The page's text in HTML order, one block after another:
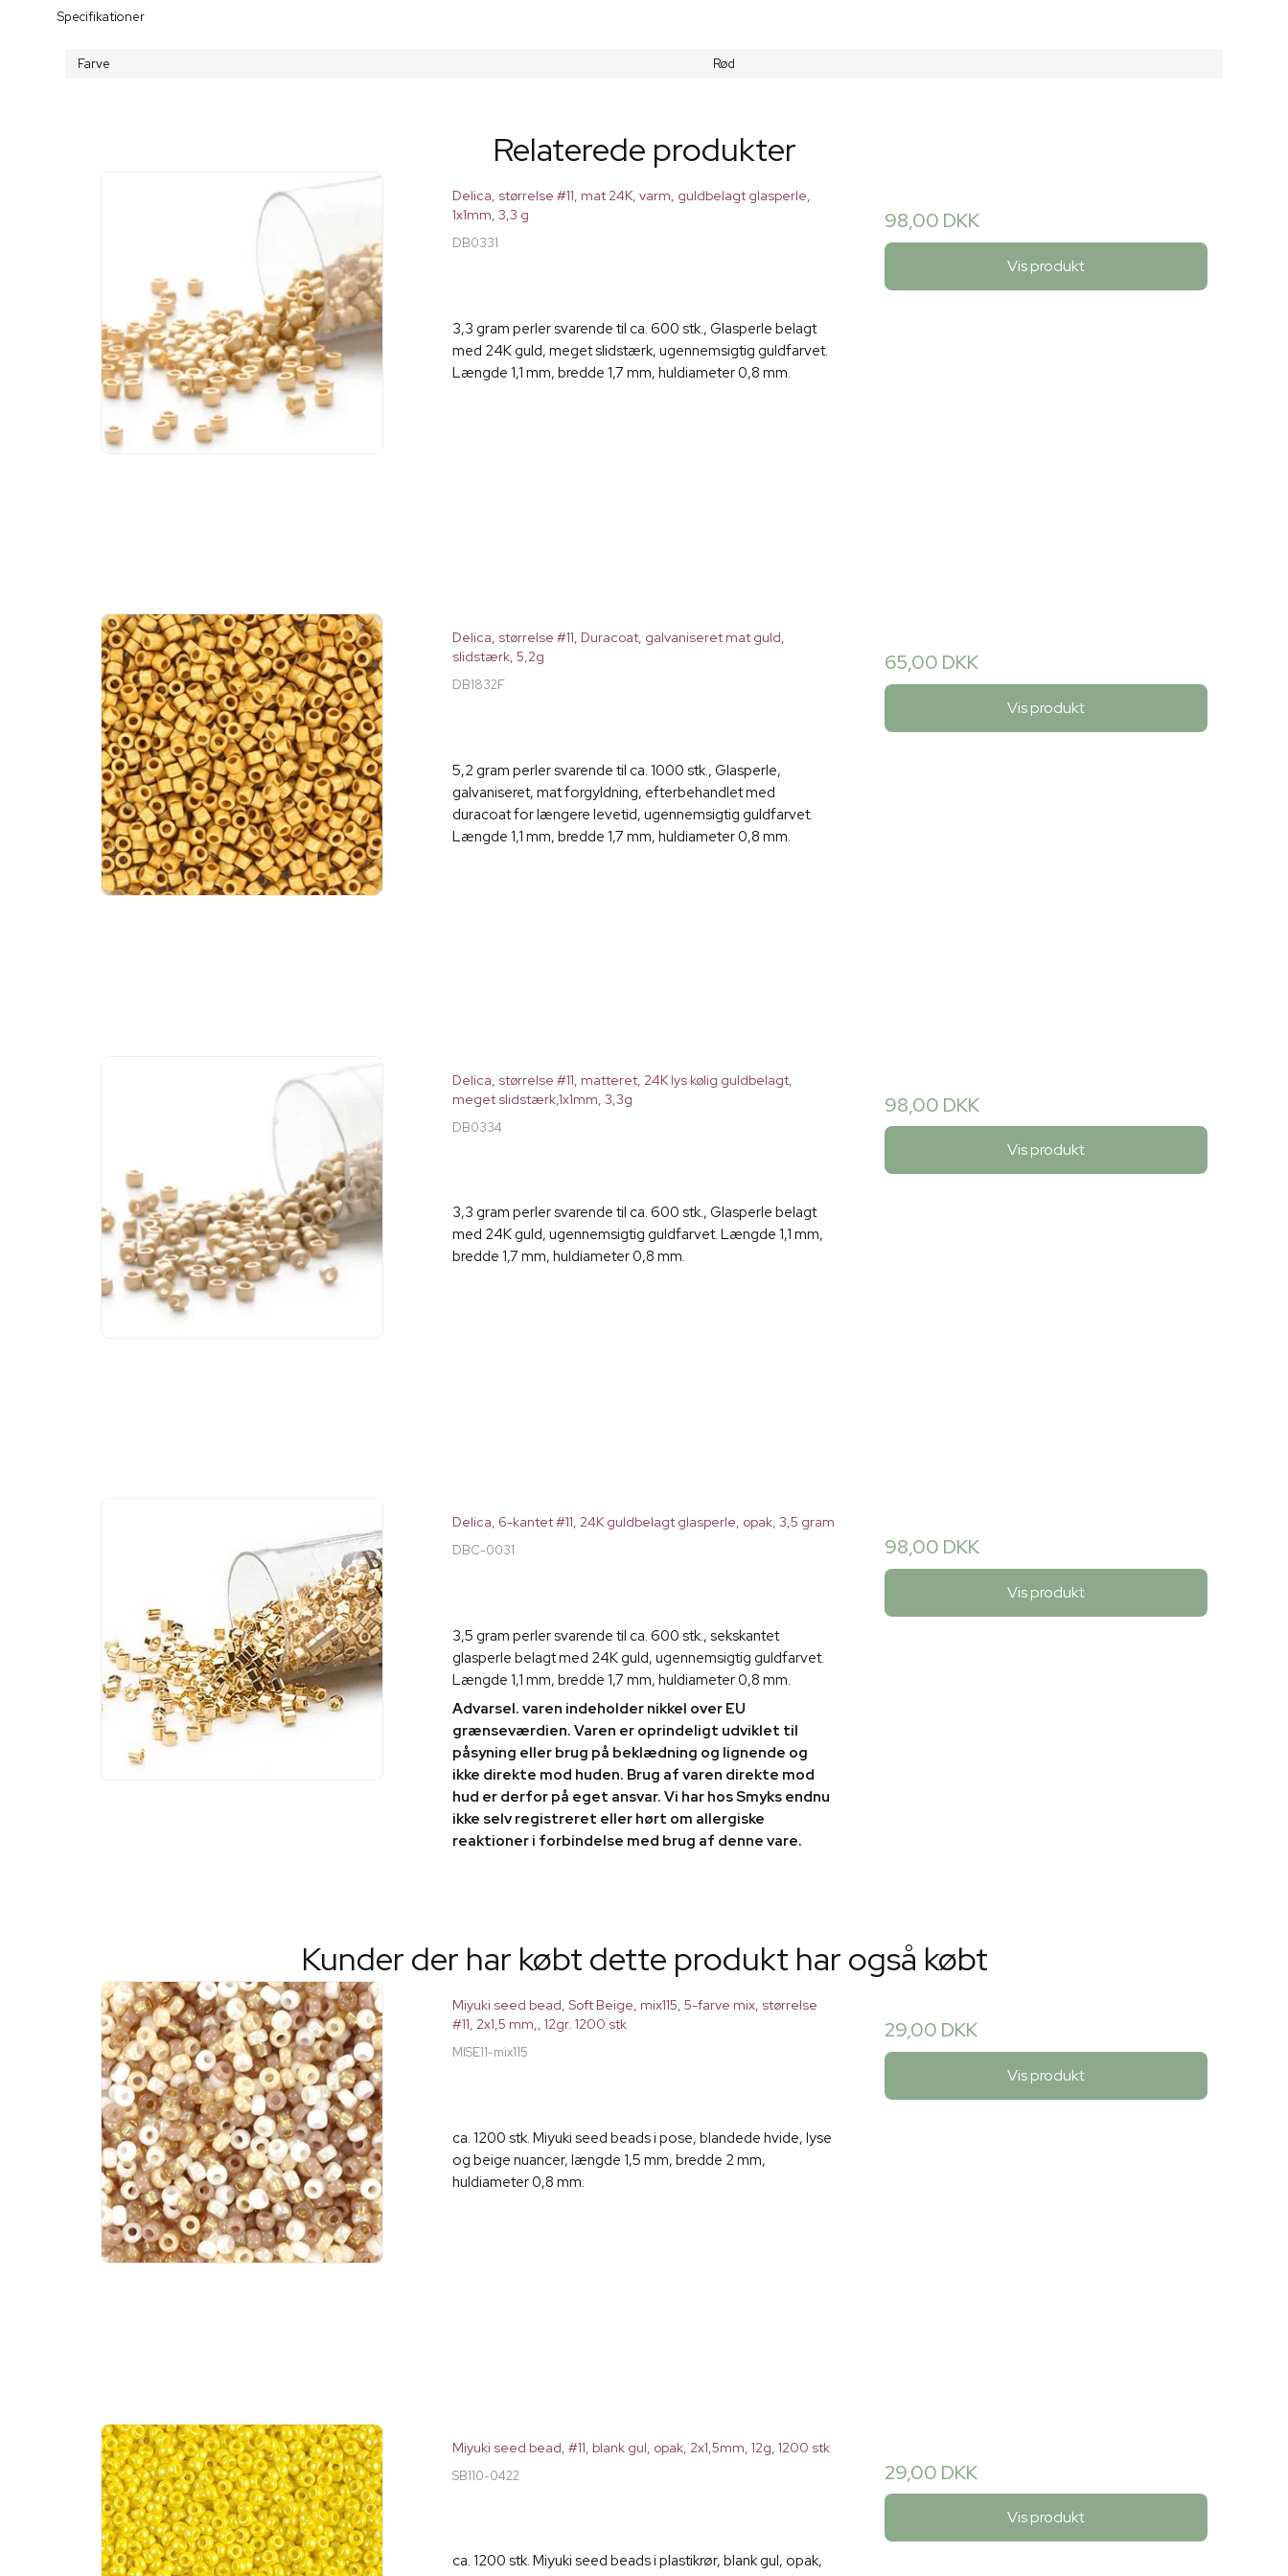
Specifikationer
Farve Rød
Relaterede produkter
Delica, størrelse #11, mat 24K, varm, guldbelagt glasperle,
1x1mm, 3,3 g
DB0331
3,3 gram perler svarende til ca. 600 stk., Glasperle belagt
med 24K guld, meget slidstærk, ugennemsigtig guldfarvet.
Længde 1,1 mm, bredde 1,7 mm, huldiameter 0,8 mm.
98,00 DKK
Vis produkt
Delica, størrelse #11, Duracoat, galvaniseret mat guld,
slidstærk, 5,2g
DB1832F
5,2 gram perler svarende til ca. 1000 stk., Glasperle,
galvaniseret, mat forgyldning, efterbehandlet med
duracoat for længere levetid, ugennemsigtig guldfarvet.
Længde 1,1 mm, bredde 1,7 mm, huldiameter 0,8 mm.
65,00 DKK
Vis produkt
Delica, størrelse #11, matteret, 24K lys kølig guldbelagt,
meget slidstærk,1x1mm, 3,3g
DB0334
3,3 gram perler svarende til ca. 600 stk., Glasperle belagt
med 24K guld, ugennemsigtig guldfarvet. Længde 1,1 mm,
bredde 1,7 mm, huldiameter 0,8 mm.
98,00 DKK
Vis produkt
Delica, 6-kantet #11, 24K guldbelagt glasperle, opak, 3,5 gram
DBC-0031
3,5 gram perler svarende til ca. 600 stk., sekskantet
glasperle belagt med 24K guld, ugennemsigtig guldfarvet.
Længde 1,1 mm, bredde 1,7 mm, huldiameter 0,8 mm.
Advarsel. varen indeholder nikkel over EU
grænseværdien. Varen er oprindeligt udviklet til
påsyning eller brug på beklædning og lignende og
ikke direkte mod huden. Brug af varen direkte mod
hud er derfor på eget ansvar. Vi har hos Smyks endnu
ikke selv registreret eller hørt om allergiske
reaktioner i forbindelse med brug af denne vare.
98,00 DKK
Vis produkt
Kunder der har købt dette produkt har også købt
Miyuki seed bead, Soft Beige, mix115, 5-farve mix, størrelse
#11, 2x1,5 mm,, 12gr. 1200 stk
MISE11-mix115
ca. 1200 stk. Miyuki seed beads i pose, blandede hvide, lyse
og beige nuancer, længde 1,5 mm, bredde 2 mm,
huldiameter 0,8 mm.
29,00 DKK
Vis produkt
Miyuki seed bead, #11, blank gul, opak, 2x1,5mm, 12g, 1200 stk
SB110-0422
ca. 1200 stk. Miyuki seed beads i plastikrør, blank gul, opak,
29,00 DKK
Vis produkt